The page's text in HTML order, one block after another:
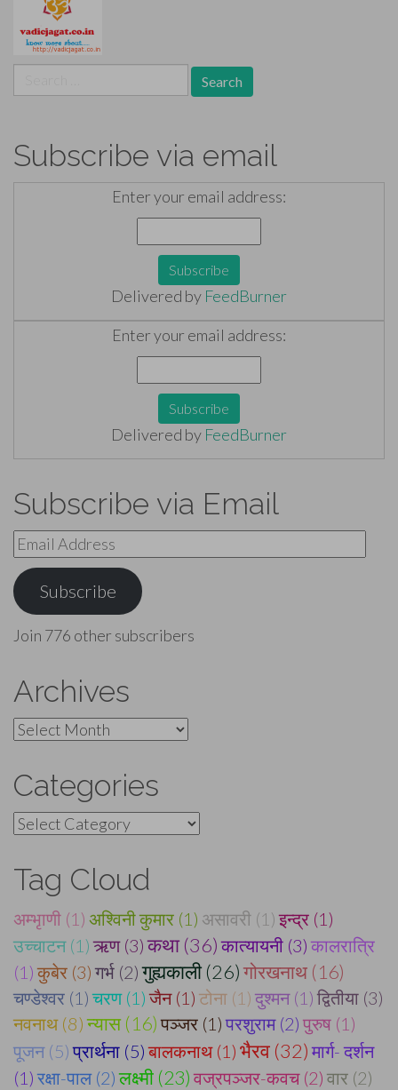
for:
Subscribe via email
Enter your email address:
Delivered by FeedBurner
Enter your email address:
Delivered by FeedBurner
Subscribe via Email
Email
Address
Subscribe
Join 776 other subscribers
Archives
Archives
Categories
Categories
Tag Cloud
अम्भृाणी (1) अश्विनी कुमार (1) असावरी (1) इन्द्र (1)
उच्चाटन (1) ऋण (3) कथा (36) कात्यायनी (3) कालरात्रि
(1) कुबेर (3) गर्भ (2) गुह्यकाली (26) गोरखनाथ (16)
चण्डेश्वर (1) चरण (1) जैन (1) टोना (1) दुश्मन (1) द्वितीया (3)
नवनाथ (8) न्यास (16) पञ्जर (1) परशुराम (2) पुरुष (1)
पूजन (5) प्रार्थना (5) बालकनाथ (1) भैरव (32) मार्ग- दर्शन
(1) रक्षा-पाल (2) लक्ष्मी (23) वज्रपञ्जर-कवच (2) वार (2)